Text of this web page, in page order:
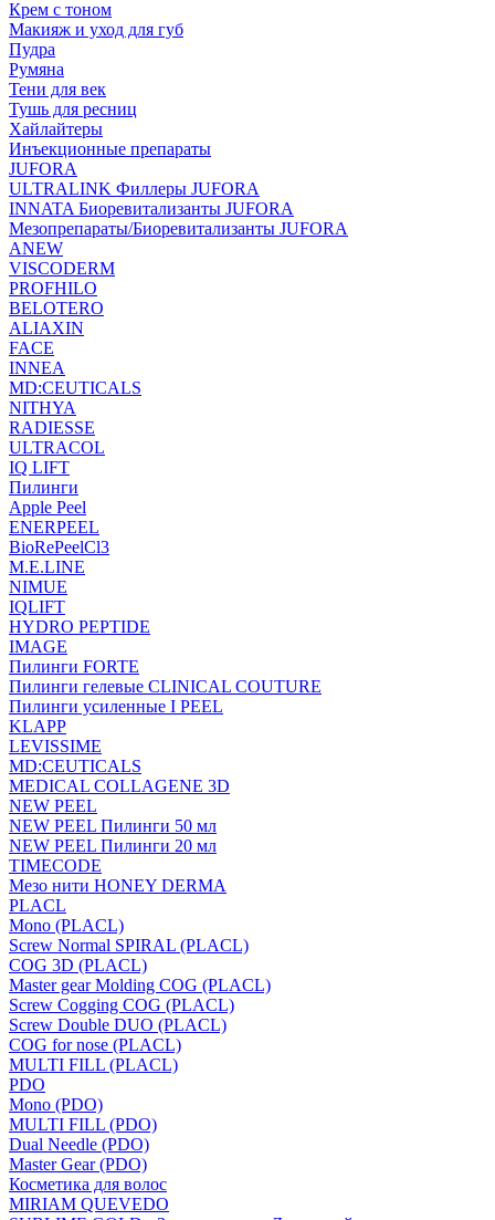
Крем с тоном
Макияж и уход для губ
Пудра
Румяна
Тени для век
Тушь для ресниц
Хайлайтеры
Инъекционные препараты
JUFORA
ULTRALINK Филлеры JUFORA
INNATA Биоревитализанты JUFORA
Мезопрепараты/Биоревитализанты JUFORA
ANEW
VISCODERM
PROFHILO
BELOTERO
ALIAXIN
FACE
INNEA
MD:CEUTICALS
NITHYA
RADIESSE
ULTRACOL
IQ LIFT
Пилинги
Apple Peel
ENERPEEL
BioRePeelCl3
M.E.LINE
NIMUE
IQLIFT
HYDRO PEPTIDE
IMAGE
Пилинги FORTE
Пилинги гелевые CLINICAL COUTURE
Пилинги усиленные I PEEL
KLAPP
LEVISSIME
MD:CEUTICALS
MEDICAL COLLAGENE 3D
NEW PEEL
NEW PEEL Пилинги 50 мл
NEW PEEL Пилинги 20 мл
TIMECODE
Мезо нити HONEY DERMA
PLACL
Mono (PLACL)
Screw Normal SPIRAL (PLACL)
COG 3D (PLACL)
Master gear Molding COG (PLACL)
Screw Cogging COG (PLACL)
Screw Double DUO (PLACL)
COG for nose (PLACL)
MULTI FILL (PLACL)
PDO
Mono (PDO)
MULTI FILL (PDO)
Dual Needle (PDO)
Master Gear (PDO)
Косметика для волос
MIRIAM QUEVEDO